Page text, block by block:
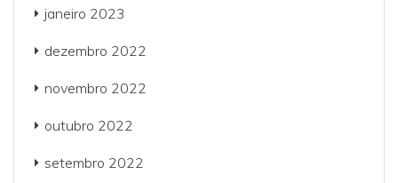
janeiro 2023
dezembro 2022
novembro 2022
outubro 2022
setembro 2022